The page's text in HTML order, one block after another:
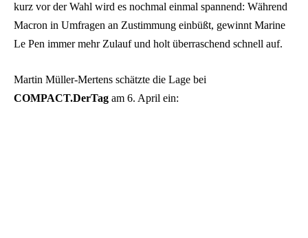
kurz vor der Wahl wird es nochmal einmal spannend: Während
Macron in Umfragen an Zustimmung einbüßt, gewinnt Marine
Le Pen immer mehr Zulauf und holt überraschend schnell auf.
Martin Müller-Mertens schätzte die Lage bei
COMPACT.DerTag am 6. April ein: